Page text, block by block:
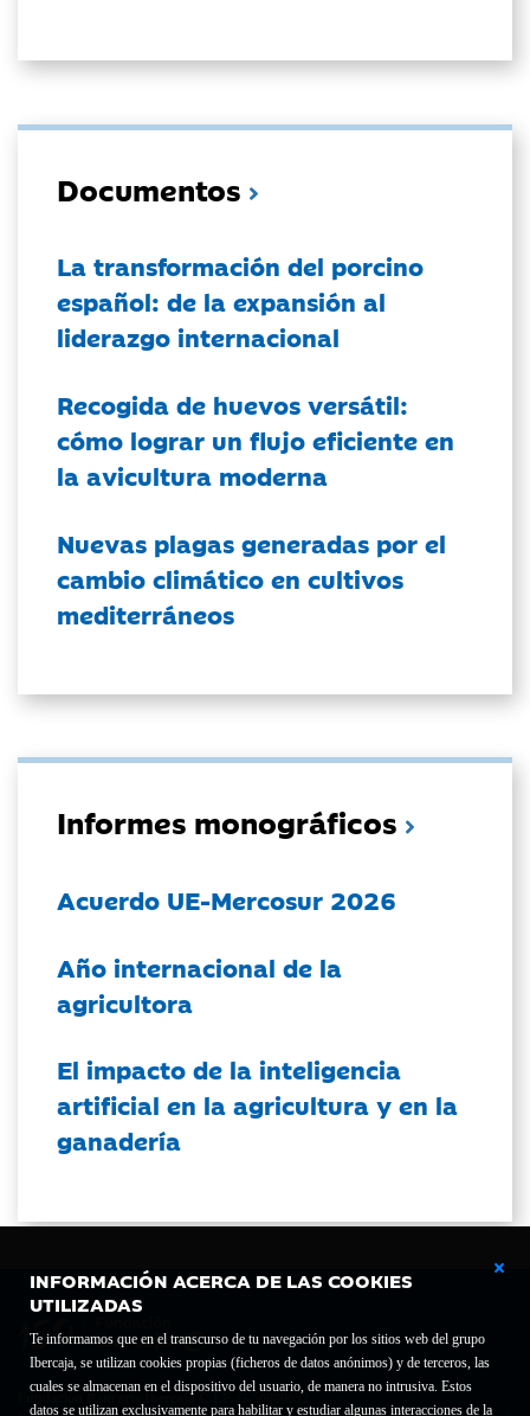
INFORMACIÓN ACERCA DE LAS COOKIES
UTILIZADAS
Te informamos que en el transcurso de tu navegación por los sitios web del grupo
Ibercaja, se utilizan cookies propias (ficheros de datos anónimos) y de terceros, las
cuales se almacenan en el dispositivo del usuario, de manera no intrusiva. Estos
datos se utilizan exclusivamente para habilitar y estudiar algunas interacciones de la
Documentos
La transformación del porcino
español: de la expansión al
liderazgo internacional
Recogida de huevos versátil:
cómo lograr un flujo eficiente en
la avicultura moderna
Nuevas plagas generadas por el
cambio climático en cultivos
mediterráneos
Informes monográficos
Acuerdo UE-Mercosur 2026
Año internacional de la
agricultora
El impacto de la inteligencia
artificial en la agricultura y en la
ganadería
Fundación Bancaria Ibercaja C.I.F. G-50000652.